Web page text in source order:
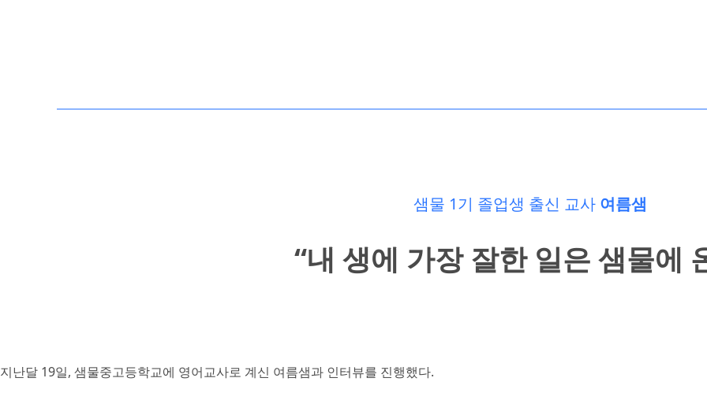
샘물 1기 졸업생 출신 교사 여름샘
“내 생에 가장 잘한 일은 샘물에
지난달 19일, 샘물중고등학교에 영어교사로 계신 여름샘과 인터뷰를 진행했다.